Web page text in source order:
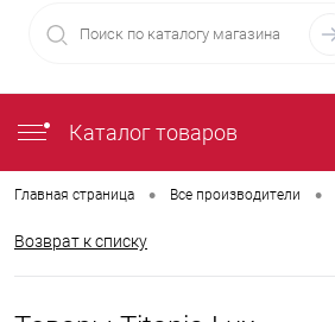
Каталог товаров
Главная страница • Все производители •
Возврат к списку